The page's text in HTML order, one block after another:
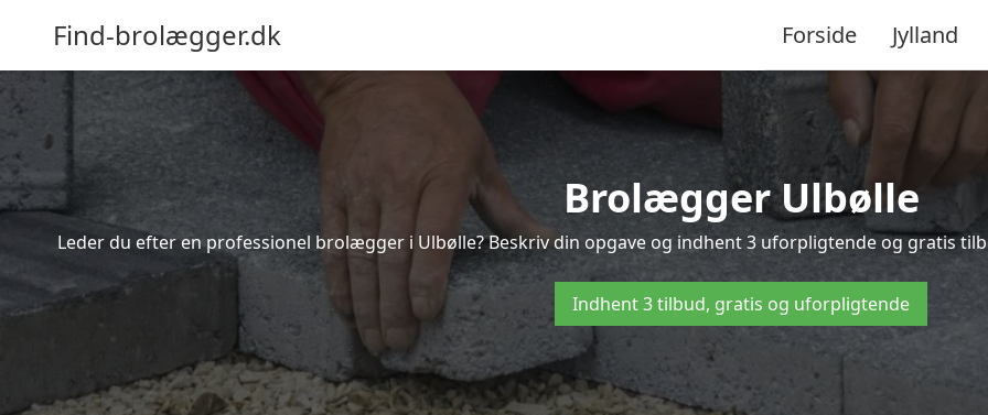
Find-brolægger.dk Forside Jylland
Brolægger Ulbølle
Leder du efter en professionel brolægger i Ulbølle? Beskriv din opgave og indhent 3 uforpligtende og gratis
Indhent 3 tilbud, gratis og uforpligtende